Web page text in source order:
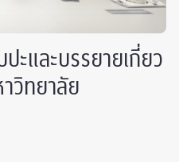
ะและบรรยายเกี่ยว
วิทยาลัย